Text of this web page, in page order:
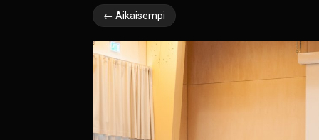
← Aikaisempi